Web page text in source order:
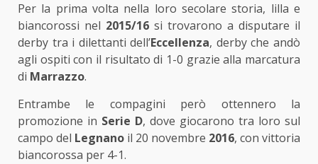
Per la prima volta nella loro secolare storia, lilla e
biancorossi nel 2015/16 si trovarono a disputare il
derby tra i dilettanti dell’Eccellenza, derby che andò
agli ospiti con il risultato di 1-0 grazie alla marcatura
di Marrazzo.
Entrambe le compagini però ottennero la
promozione in Serie D, dove giocarono tra loro sul
campo del Legnano il 20 novembre 2016, con vittoria
biancorossa per 4-1.